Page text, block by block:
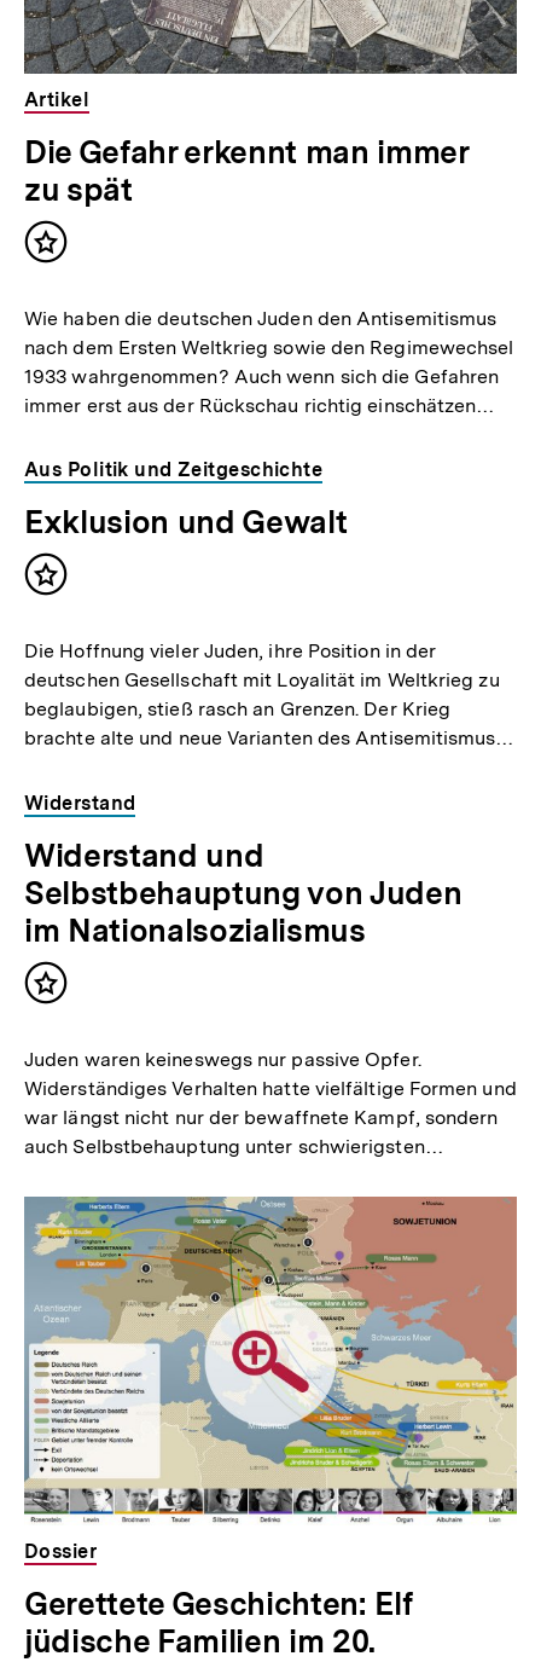
Artikel
Die Gefahr erkennt man immer
zu spät
Inhalt
Wie haben die deutschen Juden den Antisemitismus
nach dem Ersten Weltkrieg sowie den Regimewechsel
1933 wahrgenommen? Auch wenn sich die Gefahren
immer erst aus der Rückschau richtig einschätzen…
Aus Politik und Zeitgeschichte
Exklusion und Gewalt
Inhalt
Die Hoffnung vieler Juden, ihre Position in der
deutschen Gesellschaft mit Loyalität im Weltkrieg zu
beglaubigen, stieß rasch an Grenzen. Der Krieg
brachte alte und neue Varianten des Antisemitismus…
Widerstand
Widerstand und
Selbstbehauptung von Juden
im Nationalsozialismus
Inhalt
Juden waren keineswegs nur passive Opfer.
Widerständiges Verhalten hatte vielfältige Formen und
war längst nicht nur der bewaffnete Kampf, sondern
auch Selbstbehauptung unter schwierigsten…
Dossier
Gerettete Geschichten: Elf
jüdische Familien im 20.